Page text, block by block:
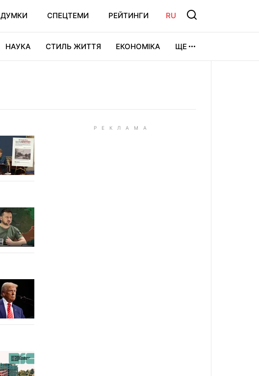
ДУМКИ СПЕЦТЕМИ РЕЙТИНГИ RU
НАУКА СТИЛЬ ЖИТТЯ ЕКОНОМІКА ЩЕ